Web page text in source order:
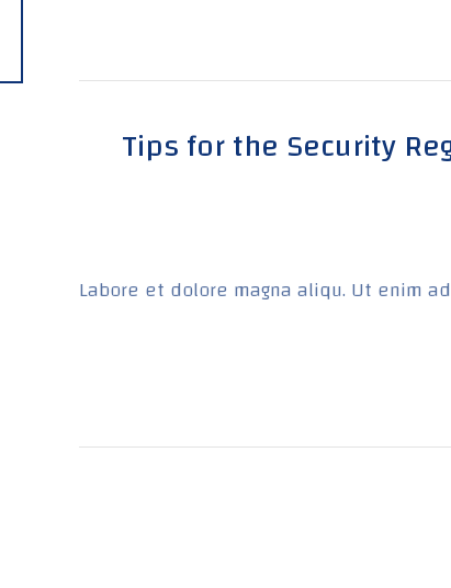
Tips for the Security
Labore et dolore magna aliqu. Ut enim